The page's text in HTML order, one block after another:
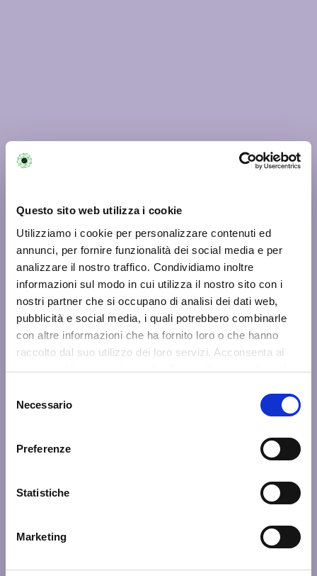
Questo sito web utilizza i cookie
Utilizziamo i cookie per personalizzare contenuti ed
annunci, per fornire funzionalità dei social media e per
analizzare il nostro traffico. Condividiamo inoltre
informazioni sul modo in cui utilizza il nostro sito con i
nostri partner che si occupano di analisi dei dati web,
pubblicità e social media, i quali potrebbero combinarle
con altre informazioni che ha fornito loro o che hanno
raccolto dal suo utilizzo dei loro servizi. Acconsenta ai
nostri cookie se continua ad utilizzare il nostro sito web.
delNecessario
Preferenze
Statistiche
Marketing